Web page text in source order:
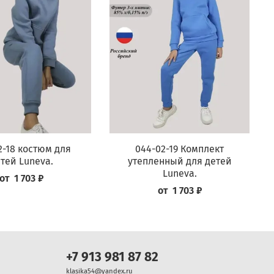
18 костюм для
Luneva.
1 703 ₽
044-02-19 Комплект
утепленный для детей
Luneva.
от 1 703 ₽
+7 913 981 87 82
klasika54@yandex.ru